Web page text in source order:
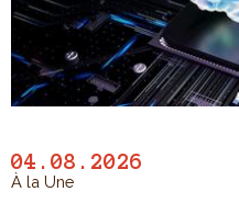
04.08.2026
À la Une